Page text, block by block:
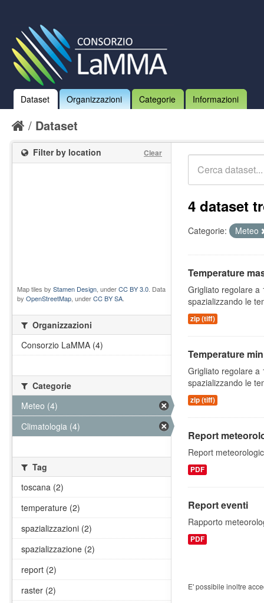
Dataset Organizzazioni Categorie Informazioni
Dataset
4 dataset
Categorie: Meteo
Temperature
Grigliato regolare a
spazializzando le
zip (tiff)
Temperature
Grigliato regolare a
spazializzando le
zip (tiff)
Report
Report
PDF
Report eventi
Rapporto
PDF
E' possibile inoltre
Filter by location Clear
Map tiles by Stamen Design , underCC BY 3.0 . Data
by OpenStreetMap , underCC BY SA
Organizzazioni
Consorzio LaMMA (4)
Categorie
Meteo (4)
Climatologia (4)
Tag
toscana (2)
temperature (2)
spazializzazioni (2)
spazializzazione (2)
report (2)
raster (2)